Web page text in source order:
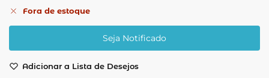
Fora de estoque
Adicionar a Lista de Desejos